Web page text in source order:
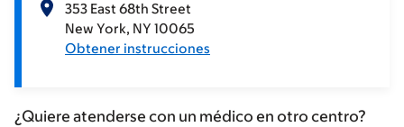
353 East 68th Street
New York NY 10065
Obtener instrucciones
¿Quiere atenderse con un médico en otro centro?